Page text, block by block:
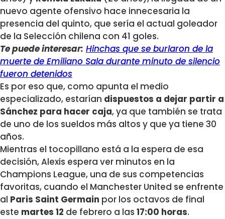
nuevo agente ofensivo hace innecesaria la
presencia del quinto, que sería el actual goleador
de la Selección chilena con 41 goles.
Te puede interesar: Hinchas que se burlaron de la
muerte de Emiliano Sala durante minuto de silencio
fueron detenidos
Es por eso que, como apunta el medio
especializado, estarían dispuestos a dejar partir a
Sánchez para hacer caja, ya que también se trata
de uno de los sueldos más altos y que ya tiene 30
años.
Mientras el tocopillano está a la espera de esa
decisión, Alexis espera ver minutos en la
Champions League, una de sus competencias
favoritas, cuando el Manchester United se enfrente
al Paris Saint Germain por los octavos de final
este martes 12 de febrero a las 17:00 horas.